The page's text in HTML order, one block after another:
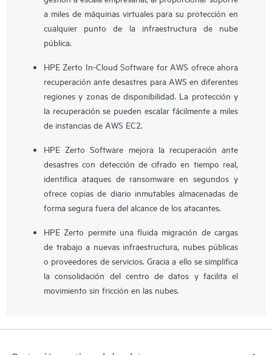
a miles de máquinas virtuales para su protección en
cualquier punto de la infraestructura de nube
pública.
HPE Zerto In-Cloud Software for AWS ofrece ahora
recuperación ante desastres para AWS en diferentes
regiones y zonas de disponibilidad. La protección y
la recuperación se pueden escalar fácilmente a miles
de instancias de AWS EC2.
HPE Zerto Software mejora la recuperación ante
desastres con detección de cifrado en tiempo real,
identifica ataques de ransomware en segundos y
ofrece copias de diario inmutables almacenadas de
forma segura fuera del alcance de los atacantes.
HPE Zerto permite una fluida migración de cargas
de trabajo a nuevas infraestructura, nubes públicas
o proveedores de servicios. Gracia a ello se simplifica
la consolidación del centro de datos y facilita el
movimiento sin fricción en las nubes.